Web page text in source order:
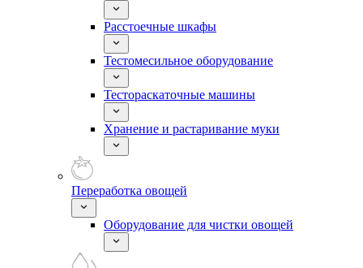
Расстоечные шкафы
Тестомесильное оборудование
Тестораскаточные машины
Хранение и растаривание муки
Переработка овощей
Оборудование для чистки овощей